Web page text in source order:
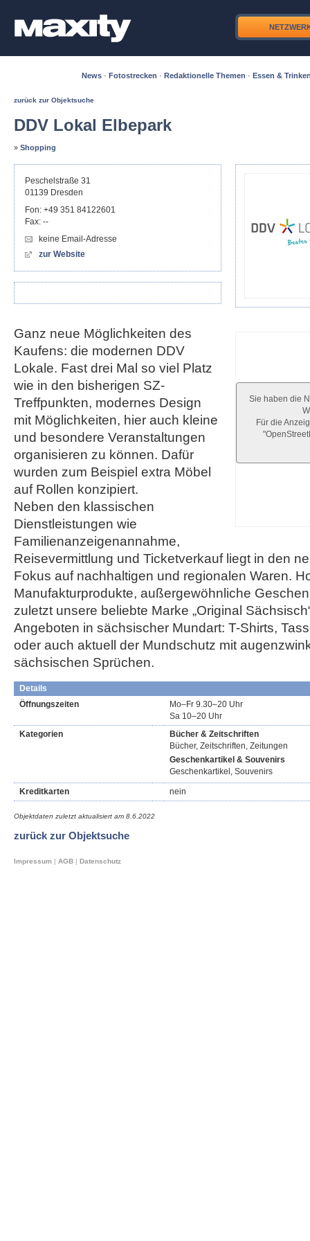
News · Fotostrecken · Redaktionelle Themen · Essen &
zurück zur Objektsuche
DDV Lokal Elbepark
» Shopping
Sie haben die
Für die
Peschelstraße 31
01139 Dresden
Fon: +49 351 84122601
Fax: --
keine Email-Adresse
zur Website
Ganz neue Möglichkeiten des
Kaufens: die modernen DDV
Lokale. Fast drei Mal so viel Platz
wie in den bisherigen SZ-
Treffpunkten, modernes Design
mit Möglichkeiten, hier auch kleine
und besondere Veranstaltungen
organisieren zu können. Dafür
wurden zum Beispiel extra Möbel
auf Rollen konzipiert.
Neben den klassischen
Dienstleistungen wie
Familienanzeigenannahme,
Reisevermittlung und Ticketverkauf liegt in den
Fokus auf nachhaltigen und regionalen Waren.
Manufakturprodukte, außergewöhnliche
zuletzt unsere beliebte Marke „Original
Angeboten in sächsischer Mundart: T-Shirts,
oder auch aktuell der Mundschutz mit
sächsischen Sprüchen.
Details
Öffnungszeiten
Mo–Fr 9.30–20 Uhr
Sa 10–20 Uhr
Kategorien
Bücher & Zeitschriften
Bücher, Zeitschriften, Zeitungen
Geschenkartikel & Souvenirs
Geschenkartikel, Souvenirs
Kreditkarten nein
Objektdaten zuletzt aktualisiert am 8.6.2022
zurück zur Objektsuche
Impressum | AGB | Datenschutz